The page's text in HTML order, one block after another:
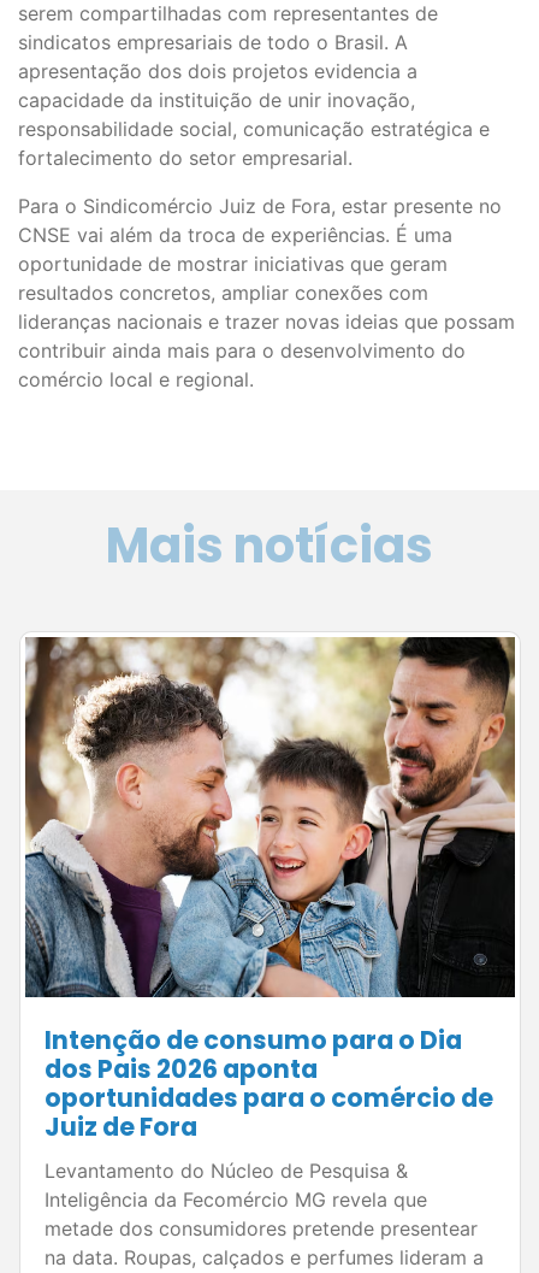
serem compartilhadas com representantes de
sindicatos empresariais de todo o Brasil. A
apresentação dos dois projetos evidencia a
capacidade da instituição de unir inovação,
responsabilidade social, comunicação estratégica e
fortalecimento do setor empresarial.
Para o Sindicomércio Juiz de Fora, estar presente no
CNSE vai além da troca de experiências. É uma
oportunidade de mostrar iniciativas que geram
resultados concretos, ampliar conexões com
lideranças nacionais e trazer novas ideias que possam
contribuir ainda mais para o desenvolvimento do
comércio local e regional.
Mais notícias
Comércio mineiro projeta
segundo semestre mais aquecido
em 2026; levantamento da
Fecomércio MG indica expectativa
positiva para as vendas
Pesquisa do Núcleo de Pesquisa e Inteligência da
Fecomércio MG mostra otimismo entre
empresários para as principais datas